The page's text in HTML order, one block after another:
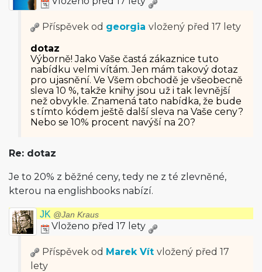
Příspěvek od georgia vložený před 17 lety
dotaz
Výborně! Jako Vaše častá zákaznice tuto
nabídku velmi vítám. Jen mám takový dotaz
pro ujasnění. Ve Všem obchodě je všeobecně
sleva 10 %, takže knihy jsou už i tak levnější
než obvykle. Znamená tato nabídka, že bude
s tímto kódem ještě další sleva na Vaše ceny?
Nebo se 10% procent navýší na 20?
Re: dotaz
Je to 20% z běžné ceny, tedy ne z té zlevněné,
kterou na englishbooks nabízí.
JK @Jan Kraus
Vloženo před 17 lety
Příspěvek od Marek Vít vložený před 17
lety